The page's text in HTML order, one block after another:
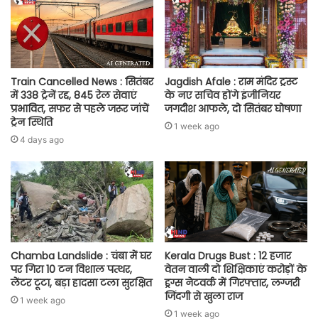
Train Cancelled News : सितंबर
में 338 ट्रेनें रद्द, 845 रेल सेवाएं
प्रभावित, सफर से पहले जरूर जांचें
ट्रेन स्थिति
4 days ago
Jagdish Afale : राम मंदिर ट्रस्ट
के नए सचिव होंगे इंजीनियर
जगदीश आफले, दो सितंबर घोषणा
1 week ago
Chamba Landslide : चंबा में घर
पर गिरा 10 टन विशाल पत्थर,
लेंटर टूटा, बड़ा हादसा टला सुरक्षित
1 week ago
Kerala Drugs Bust : 12 हजार
वेतन वाली दो शिक्षिकाएं करोड़ों के
ड्रग्स नेटवर्क में गिरफ्तार, लग्जरी
जिंदगी से खुला राज
1 week ago